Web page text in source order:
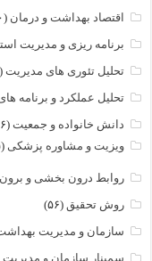
اقتصاد بهداشت و درمان (۱۷۰)
برنامه ریزی و مدیریت
تحلیل تئوری های مدیریت (۲۴)
تحلیل عملکرد و برنامه
دانش خانواده و جمعیت (۱۴۶)
ویزیت و مشاوره پزشکی (۱۵)
روابط درون بخشی و
روش تحقیق (۵۶)
سازمان و مدیریت
سمینار سازمان و